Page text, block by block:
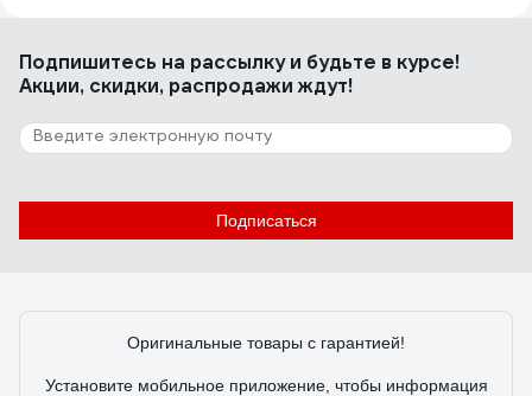
Нет падения давления при длине 15 метров, т.е.
атмосферах на входе дает ширину зоны полива
примерно 4 метра (по 2 метра в каждую сторону от
метров. Легко раскладывается, не хрупкий.
32 отзыва
Подпишитесь на рассылкуи будьте в курсе!
Акции, скидки, распродажи ждут!
Подписаться
Оригинальные товары с гарантией!
Установите мобильное приложение, чтобы информация